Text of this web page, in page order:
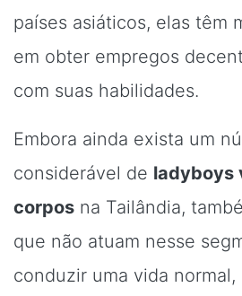
países asiáticos, elas têm
em obter empregos
com suas habilidades.
Embora ainda exista um
considerável de ladyboys
corpos na Tailândia,
que não atuam nesse
conduzir uma vida